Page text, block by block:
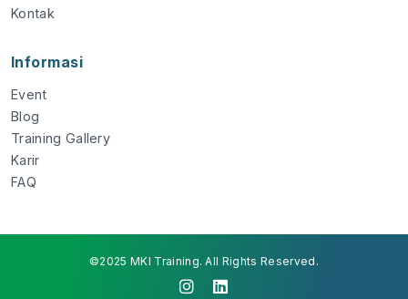
Kontak
Informasi
Event
Blog
Training Gallery
Karir
FAQ
©2025 MKI Training. All Rights Reserved.